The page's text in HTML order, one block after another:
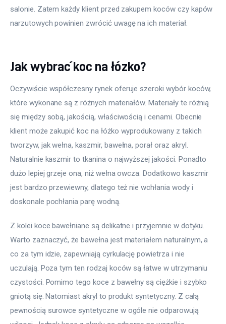
salonie. Zatem każdy klient przed zakupem koców czy kapów
narzutowych powinien zwrócić uwagę na ich materiał.
Jak wybrać koc na łózko?
Oczywiście współczesny rynek oferuje szeroki wybór koców,
które wykonane są z różnych materiałów. Materiały te różnią
się między sobą, jakością, właściwością i cenami. Obecnie
klient może zakupić koc na łóżko wyprodukowany z takich
tworzyw, jak wełna, kaszmir, bawełna, porał oraz akryl.
Naturalnie kaszmir to tkanina o najwyższej jakości. Ponadto
dużo lepiej grzeje ona, niż wełna owcza. Dodatkowo kaszmir
jest bardzo przewiewny, dlatego też nie wchłania wody i
doskonale pochłania parę wodną.
Z kolei koce bawełniane są delikatne i przyjemnie w dotyku.
Warto zaznaczyć, że bawełna jest materiałem naturalnym, a
co za tym idzie, zapewniają cyrkulację powietrza i nie
uczulają. Poza tym ten rodzaj koców są łatwe w utrzymaniu
czystości. Pomimo tego koce z bawełny są ciężkie i szybko
gniotą się. Natomiast akryl to produkt syntetyczny. Z całą
pewnością surowce syntetyczne w ogóle nie odparowują